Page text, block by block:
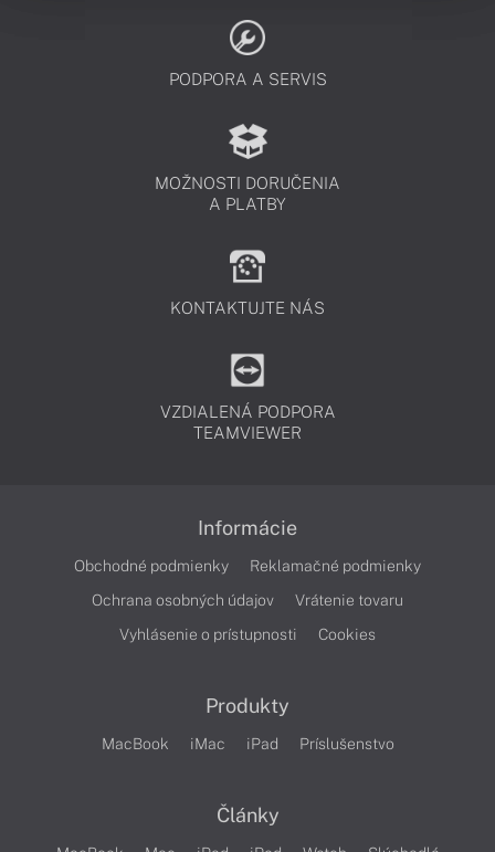
PODPORA A SERVIS
MOŽNOSTI DORUČENIA
A PLATBY
KONTAKTUJTE NÁS
VZDIALENÁ PODPORA
TEAMVIEWER
Informácie
Obchodné podmienky
Reklamačné podmienky
Ochrana osobných údajov
Vrátenie tovaru
Vyhlásenie o prístupnosti
Cookies
Produkty
MacBook iMac iPad Príslušenstvo
Články